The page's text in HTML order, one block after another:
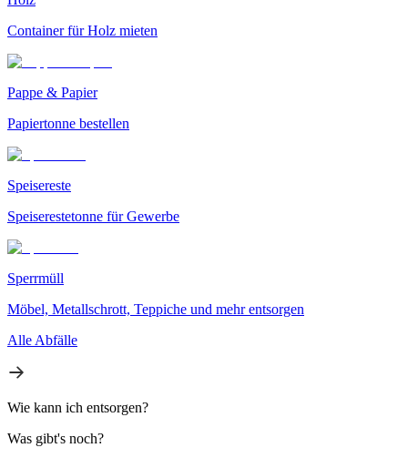
Container für Holz mieten
Pappe & Papier
Papiertonne bestellen
Speisereste
Speiserestetonne für Gewerbe
Sperrmüll
Möbel, Metallschrott, Teppiche und mehr entsorgen
Alle Abfälle
Wie kann ich entsorgen?
Was gibt's noch?